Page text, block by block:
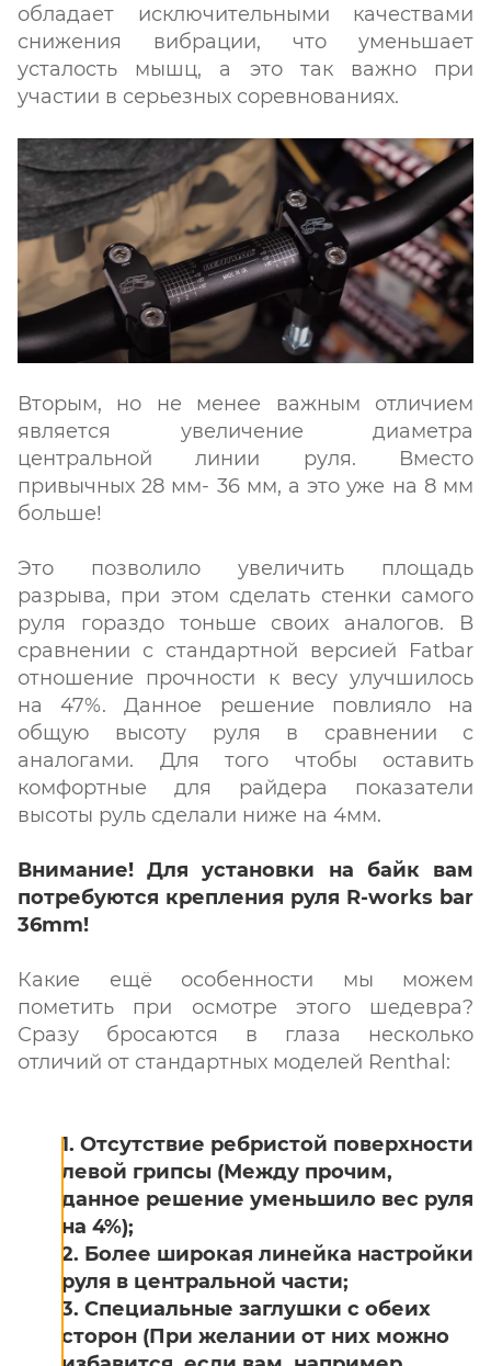
обладает исключительными качествами
снижения вибрации, что уменьшает
усталость мышц, а это так важно при
участии в серьезных соревнованиях.
Вторым, но не менее важным отличием
является увеличение диаметра
центральной линии руля. Вместо
привычных 28 мм- 36 мм, а это уже на 8 мм
больше!
Это позволило увеличить площадь
разрыва, при этом сделать стенки самого
руля гораздо тоньше своих аналогов. В
сравнении с стандартной версией Fatbar
отношение прочности к весу улучшилось
на 47%. Данное решение повлияло на
общую высоту руля в сравнении с
аналогами. Для того чтобы оставить
комфортные для райдера показатели
высоты руль сделали ниже на 4мм.
Внимание! Для установки на байк вам
потребуются крепления руля R-works bar
36mm!
Какие ещё особенности мы можем
пометить при осмотре этого шедевра?
Сразу бросаются в глаза несколько
отличий от стандартных моделей Renthal:
1. Отсутствие ребристой поверхности
левой грипсы (Между прочим,
данное решение уменьшило вес руля
на 4%);
2. Более широкая линейка настройки
руля в центральной части;
3. Специальные заглушки с обеих
сторон (При желании от них можно